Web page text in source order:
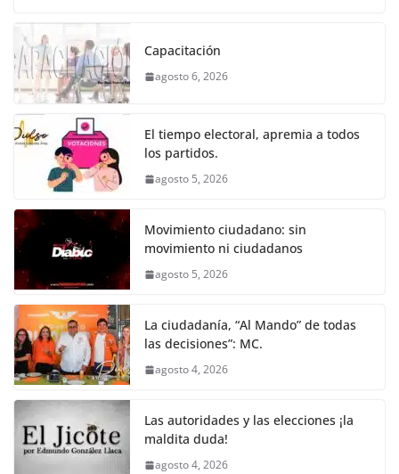
k
c
e
b
o
o
k
itt
er s
A
p
e
n
er
Capacitación
agosto 6, 2026
El tiempo electoral, apremia a todos
los partidos.
agosto 5, 2026
Movimiento ciudadano: sin
movimiento ni ciudadanos
agosto 5, 2026
La ciudadanía, “Al Mando” de todas
las decisiones”: MC.
agosto 4, 2026
Las autoridades y las elecciones ¡la
maldita duda!
agosto 4, 2026